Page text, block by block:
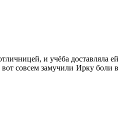
и учёба доставляла ей
совсем замучили Ирку боли в